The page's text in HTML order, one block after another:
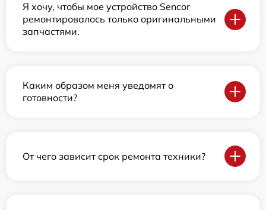
Я хочу, чтобы мое устройство Sencor
ремонтировалось только оригинальными
запчастями.
Каким образом меня уведомят о
готовности?
От чего зависит срок ремонта техники?